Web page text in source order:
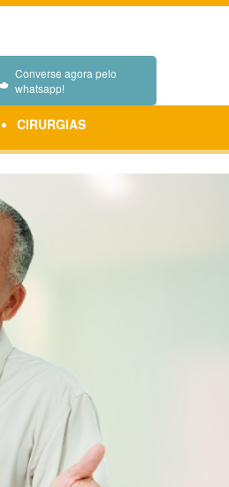
Converse agora pelo
whatsapp!
CIRURGIAS